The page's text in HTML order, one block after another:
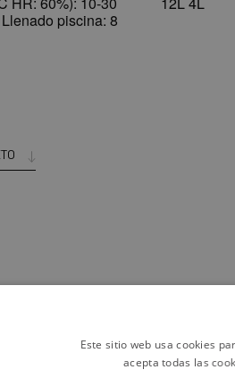
piscina: 8
Este sitio web usa cookies
acepta todas las